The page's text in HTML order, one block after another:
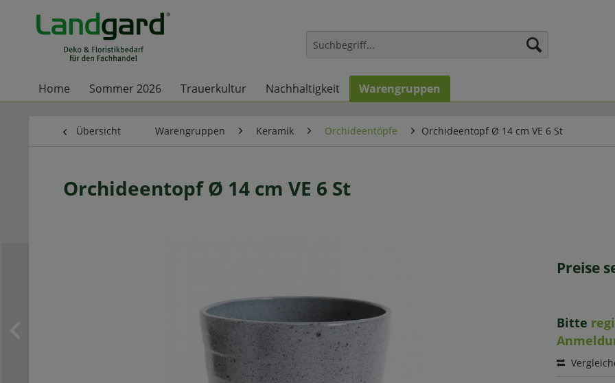
Home Sommer 2026 Trauerkultur Nachhaltigkeit Warengruppen
Übersicht Warengruppen Keramik Orchideentöpfe Orchideentopf Ø 14 cm VE 6 St
Orchideentopf Ø 14 cm VE 6 St
Preise
Bitte